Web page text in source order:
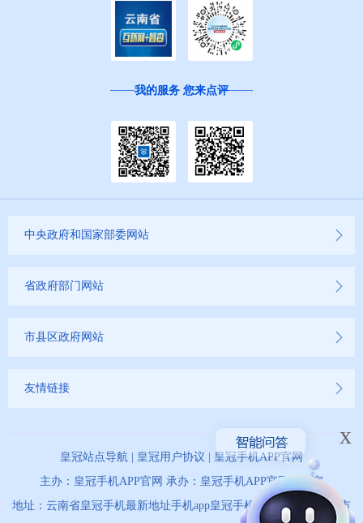
我的服务 您来点评
中央政府和国家部委网站
省政府部门网站
市县区政府网站
友情链接
皇冠站点导航 皇冠用户协议
皇冠手机APP官网
主办：皇冠手机APP官网 承办：皇冠手机APP官网办公室
地址：云南省皇冠手机最新地址手机app皇冠手机最新地址手机app市
x